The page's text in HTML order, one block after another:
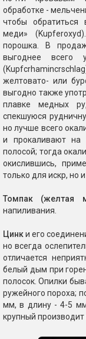
обработке -
чтобы обратиться
меди»
порошка. В
выгоднее всего
желтовато- или
выгодно также
плавке медных
спекшуюся
но лучше всего
и прокаливают на
полосой; тогда
окислившись,
только для искр, но
Томпак (желтая
напиливания.
Цинки его
но всегда
отличается
белый дым при
полосок. Опилки
ружейного пороха;
мм, в длину - 4-5
крупный производит